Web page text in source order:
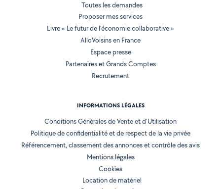
Toutes les demandes
Proposer mes services
Livre « Le futur de l'économie collaborative »
AlloVoisins en France
Espace presse
Partenaires et Grands Comptes
Recrutement
INFORMATIONS LÉGALES
Conditions Générales de Vente et d'Utilisation
Politique de confidentialité et de respect de la vie privée
Référencement, classement des annonces et contrôle des avis
Mentions légales
Cookies
Location de matériel